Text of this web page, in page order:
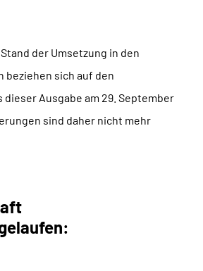
der Umsetzung in den
beziehen sich auf den
Ausgabe am 29. September
sind daher nicht mehr